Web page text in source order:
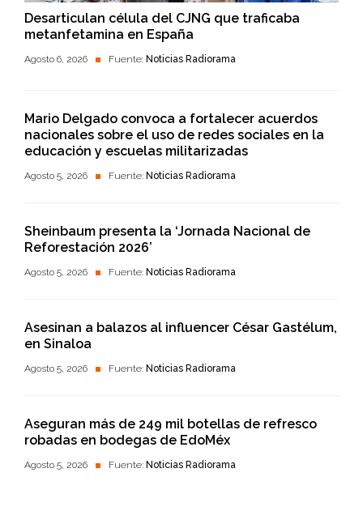
Desarticulan célula del CJNG que traficaba
metanfetamina en España
Agosto 6, 2026 Fuente: Noticias Radiorama
Mario Delgado convoca a fortalecer acuerdos
nacionales sobre el uso de redes sociales en la
educación y escuelas militarizadas
Agosto 5, 2026 Fuente: Noticias Radiorama
Sheinbaum presenta la ‘Jornada Nacional de
Reforestación 2026’
Agosto 5, 2026 Fuente: Noticias Radiorama
Asesinan a balazos al influencer César Gastélum,
en Sinaloa
Agosto 5, 2026 Fuente: Noticias Radiorama
Aseguran más de 249 mil botellas de refresco
robadas en bodegas de EdoMéx
Agosto 5, 2026 Fuente: Noticias Radiorama